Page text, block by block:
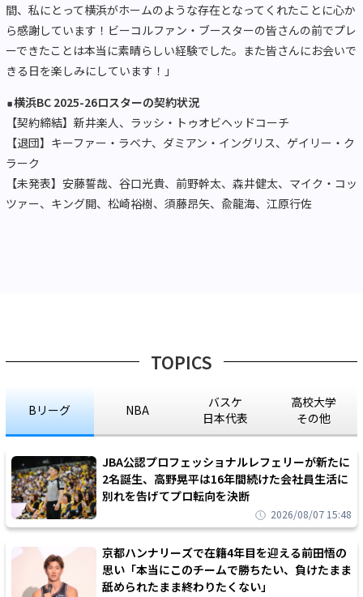
間、私にとって横浜がホームのような存在となってくれたことに心か
ら感謝しています！ビーコルファン・ブースターの皆さんの前でプレ
ーできたことは本当に素晴らしい経験でした。また皆さんにお会いで
きる日を楽しみにしています！」
横浜BC 2025-26ロスターの契約状況
【契約締結】新井楽人、ラッシ・トゥオビヘッドコーチ
【退団】キーファー・ラベナ、ダミアン・イングリス、ゲイリー・ク
ラーク
【未発表】安藤誓哉、谷口光貴、前野幹太、森井健太、マイク・コッ
ツァー、キング開、松崎裕樹、須藤昂矢、兪龍海、江原行佐
TOPICS
Bリーグ NBA
バスケ
日本代表
高校大学
その他
JBA公認プロフェッショナルレフェリーが新たに
2名誕生、高野晃平は16年間続けた会社員生活に
別れを告げてプロ転向を決断
2026/08/07 15:48
京都ハンナリーズで在籍4年目を迎える前田悟の
思い「本当にこのチームで勝ちたい、負けたまま
舐められたまま終わりたくない」